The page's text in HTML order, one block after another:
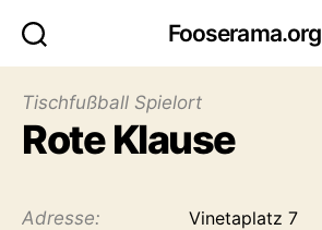
Fooserama.org
Tischfußball Spielort
Rote Klause
Adresse:
Vinetaplatz 7